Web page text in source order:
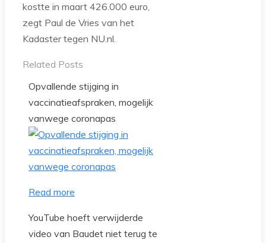
kostte in maart 426.000 euro,
zegt Paul de Vries van het
Kadaster tegen NU.nl.
Related Posts
Opvallende stijging in
vaccinatieafspraken, mogelijk
vanwege coronapas
Read more
YouTube hoeft verwijderde
video van Baudet niet terug te